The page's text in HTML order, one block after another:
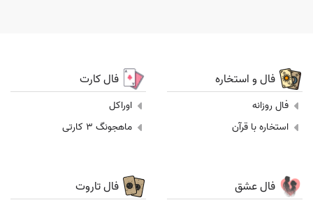
فال و استخاره
فال روزانه
استخاره با قرآن
فال کارت
اوراکل
ماهجونگ 3 کارتی
فال عشق فال تاروت